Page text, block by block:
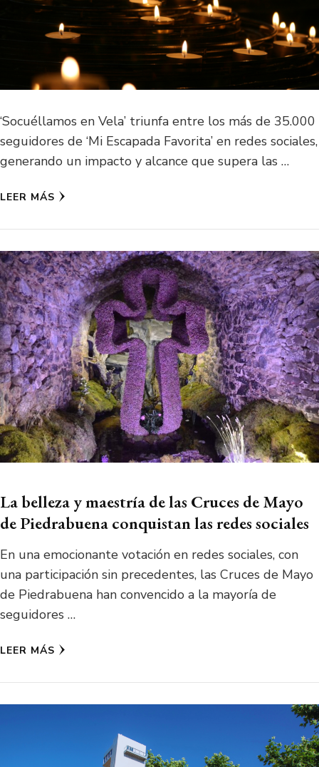
‘Socuéllamos en Vela’ triunfa entre los más de 35.000
seguidores de ‘Mi Escapada Favorita’ en redes sociales,
generando un impacto y alcance que supera las …
LEER MÁS
La belleza y maestría de las Cruces de Mayo
de Piedrabuena conquistan las redes sociales
En una emocionante votación en redes sociales, con
una participación sin precedentes, las Cruces de Mayo
de Piedrabuena han convencido a la mayoría de
seguidores …
LEER MÁS